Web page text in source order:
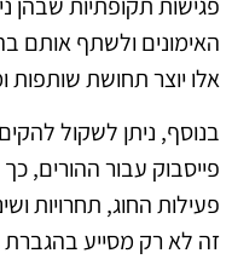
האימונים ולשתף אותם
אלו יוצר תחושת שותפות
בנוסף, ניתן לשקול
פייסבוק עבור ההורים,
פעילות החוג, תחרויות
זה לא רק מסייע